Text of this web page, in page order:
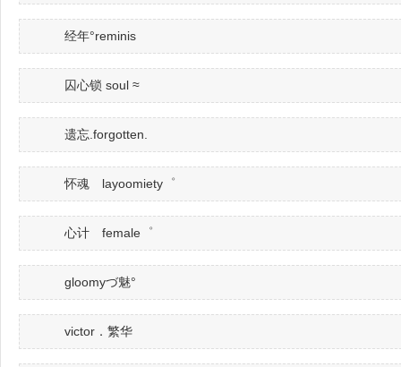
经年°reminis
囚心锁 soul ≈
遗忘.forgotten.
怀魂 layoomiety゜
心计 female゜
gloomyづ魅°
victor．繁华